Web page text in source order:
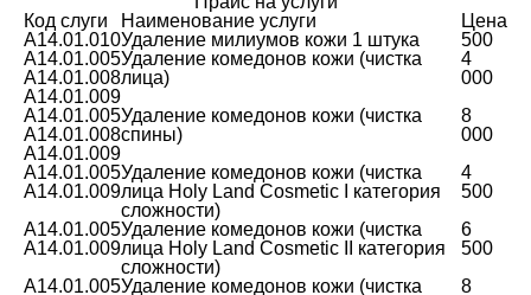
Код слуги
Наименование услуги
Цена
A14.01.010Удаление милиумов кожи 1 штука
500
A14.01.005
A14.01.008
A14.01.009
Удаление комедонов кожи (чистка
лица)
4
000
A14.01.005
A14.01.008
A14.01.009
Удаление комедонов кожи (чистка
спины)
8
000
A14.01.005
A14.01.009
Удаление комедонов кожи (чистка
лица Holy Land Cosmetic I категория
сложности)
4
500
A14.01.005
A14.01.009
Удаление комедонов кожи (чистка
лица Holy Land Cosmetic II категория
сложности)
6
500
A14.01.005Удаление комедонов кожи (чистка
8